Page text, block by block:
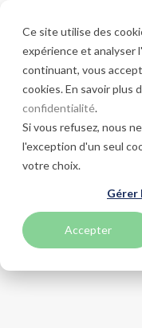
Ce site utilise des
expérience et analyser
continuant, vous
cookies. En savoir plus
confidentialité.
Si vous refusez, nous
l'exception d'un seul
votre choix.
Gérer
Accepter